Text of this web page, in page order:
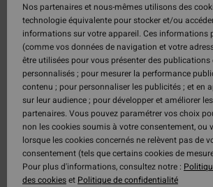
Nos partenaires et nous-mêmes utilisons des
technologie équivalente pour stocker et/ou
informations sur votre appareil. Ces informations
(comme vos données de navigation et votre
être utilisées pour vous présenter des publications
personnalisés ; pour mesurer la performance
contenu ; pour personnaliser les publicités ; et en
sur leur audience ; pour développer et améliorer
partenaires. Vous pouvez paramétrer vos choix
non les cookies soumis à votre consentement, ou
lorsque les cookies concernés ne relèvent pas de
consentement (tels que certains cookies de
Pour plus d'informations, consultez notre :
des cookieset Politique de confidentialité